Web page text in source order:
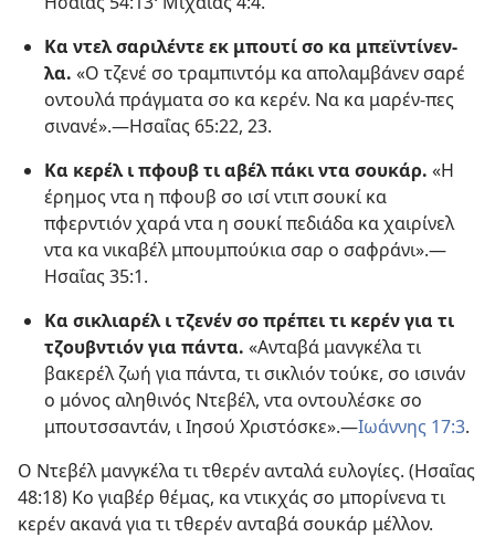
Κα ντελ σαριλέντε εκ μπουτί σο κα μπεϊντίνεν-
λα. «Ο τζενέ σο τραμπιντόμ κα απολαμβάνεν σαρέ
οντουλά πράγματα σο κα κερέν. Να κα μαρέν-πες
σινανέ».​—Ησαΐας 65:​22, 23.
Κα κερέλ ι πφουβ τι αβέλ πάκι ντα σουκάρ. «Η
έρημος ντα η πφουβ σο ισί ντιπ σουκί κα
πφερντιόν χαρά ντα η σουκί πεδιάδα κα χαιρίνελ
ντα κα νικαβέλ μπουμπούκια σαρ ο σαφράνι».​—
Ησαΐας 35:1.
Κα σικλιαρέλ ι τζενέν σο πρέπει τι κερέν για τι
τζουβντιόν για πάντα. «Ανταβά μανγκέλα τι
βακερέλ ζωή για πάντα, τι σικλιόν τούκε, σο ισινάν
ο μόνος αληθινός Ντεβέλ, ντα οντουλέσκε σο
μπουτσσαντάν, ι Ιησού Χριστόσκε».​—Ιωάννης 17:3.
Ο Ντεβέλ μανγκέλα τι τθερέν ανταλά ευλογίες. (Ησαΐας
48:​18) Κο γιαβέρ θέμας, κα ντικχάς σο μπορίνενα τι
κερέν ακανά για τι τθερέν ανταβά σουκάρ μέλλον.